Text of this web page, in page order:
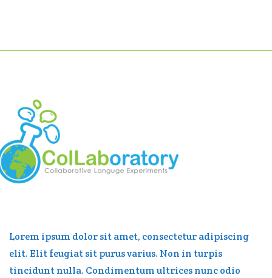
Lorem ipsum dolor sit amet, consectetur adipiscing
elit. Elit feugiat sit purus varius. Non in turpis
tincidunt nulla. Condimentum ultrices nunc odio